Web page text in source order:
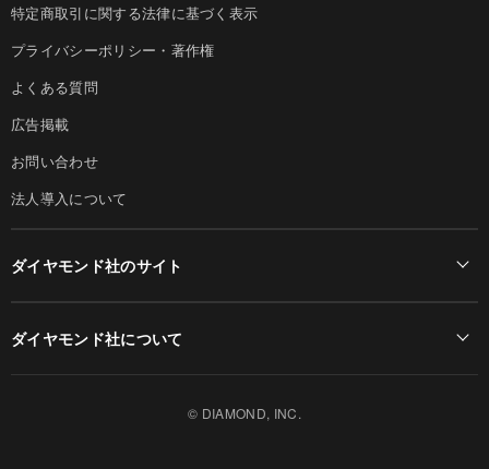
特定商取引に関する法律に基づく表示
プライバシーポリシー・著作権
よくある質問
広告掲載
お問い合わせ
法人導入について
ダイヤモンド社のサイト
ダイヤモンド社について
© DIAMOND, INC.